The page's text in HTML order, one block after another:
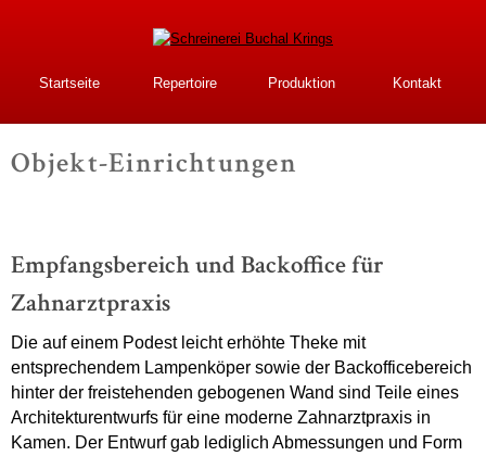
zum
Schreinerei Buchal
Krings
Startseite Repertoire Produktion Kontakt
Objekt-Einrichtungen
Empfangsbereich und Backoffice für
Zahnarztpraxis
Die auf einem Podest leicht erhöhte Theke mit
entsprechendem Lampenköper sowie der Backofficebereich
hinter der freistehenden gebogenen Wand sind Teile eines
Architekturentwurfs für eine moderne Zahnarztpraxis in
Kamen. Der Entwurf gab lediglich Abmessungen und Form